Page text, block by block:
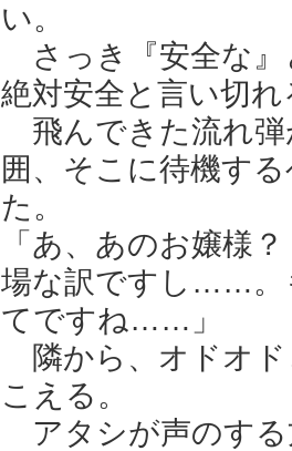
い。
さっき『安全な』
絶対安全と言い切
飛んできた流れ弾
囲、そこに待機す
た。
「あ、あのお嬢様
場な訳ですし……。
てですね……」
隣から、オドオド
こえる。
アタシが声のする